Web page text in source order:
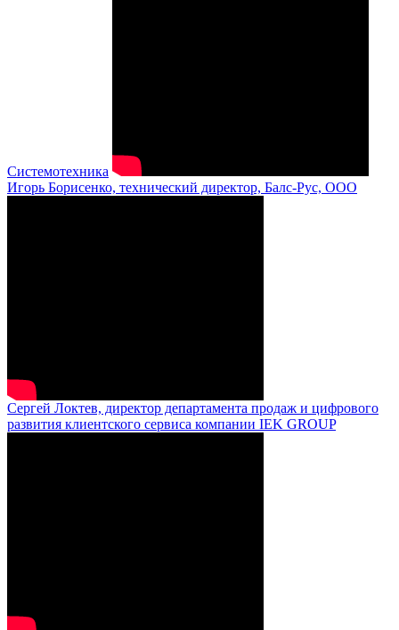
Системотехника
Игорь Борисенко, технический директор, Балс-Рус, ООО
Сергей Локтев, директор департамента продаж и цифрового
развития клиентского сервиса компании IEK GROUP